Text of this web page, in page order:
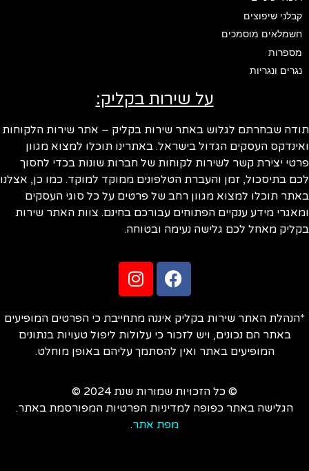
קבלני שיפוצים
חשמלאים מוסמכים
מספרות
נגרים ונגריות
על שירות בקליק:
שבחרתם לגלוש באתר שירות בקליק – אתר שירות הלקוחות
העסקים הגדול בישראל. באתרינו תוכלו למצוא מגוון
יצירת קשר לשירות לקוחות של חברות שונות בכדי לחסוך
בתיסכול, זמן והעברת הטלפונים ממוקד למוקד. כמו כן, אצלנו
תוכלו למצוא מגוון רחב של פרטים על כל סוגי העסקים
מידע ענקיים הפתוחים עבורכם בחינם. צוות האתר שירות
מאחל לכם גלישה נעימה ובטוחה.
האתר שירות בקליק איננה מתחייבת כי הפרטים המופיעים
באתר הם נכונים, ויש לזכור כי עלולות ליפול טעויות בנתונים
המופיעים באתר ואין להסתמך עליהם באופן מוחלט.
© כל הזכויות שמורות שנת 2024 ©
הגלישה באתר כפופה למדיניות הפרטיות המפורסמת באתר.
מפת אתר.